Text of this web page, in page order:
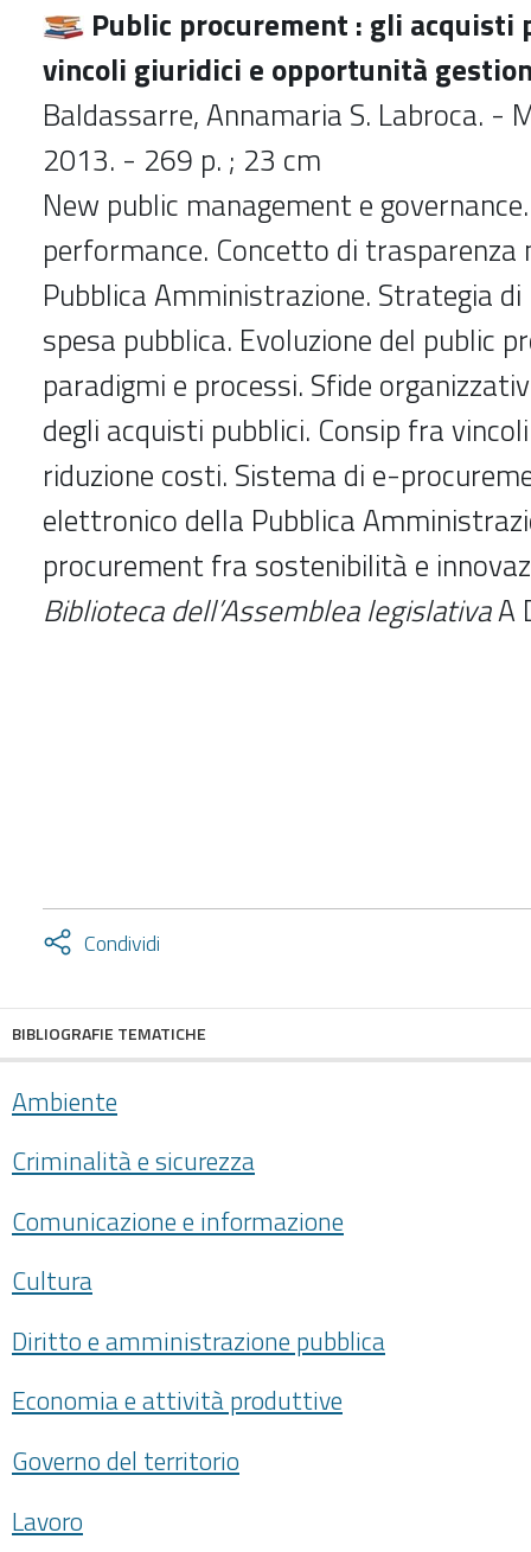
Public procurement : gli acquisti
vincoli giuridici e opportunità
Baldassarre, Annamaria S. Labroca. -
2013. - 269 p. ; 23 cm
New public management e
performance. Concetto di trasparenza
Pubblica Amministrazione. Strategia
spesa pubblica. Evoluzione del public
paradigmi e processi. Sfide
degli acquisti pubblici. Consip fra
riduzione costi. Sistema di e-
elettronico della Pubblica
procurement fra sostenibilità e
Biblioteca dell’Assemblea legislativaA
Condividi
Attiva
BIBLIOGRAFIE TEMATICHE
Ambiente
Criminalità e sicurezza
Comunicazione e informazione
Cultura
Diritto e amministrazione pubblica
Economia e attività produttive
Governo del territorio
Lavoro